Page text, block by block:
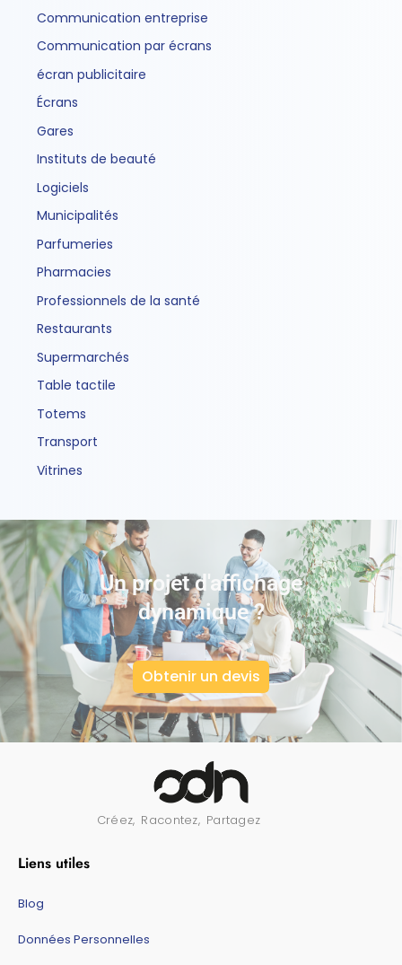
Communication entreprise
Communication par écrans
écran publicitaire
Écrans
Gares
Instituts de beauté
Logiciels
Municipalités
Parfumeries
Pharmacies
Professionnels de la santé
Restaurants
Supermarchés
Table tactile
Totems
Transport
Vitrines
Un projet d'affichage
dynamique ?
Obtenir un devis
Créez, Racontez, Partagez
Liens utiles
Blog
Données Personnelles